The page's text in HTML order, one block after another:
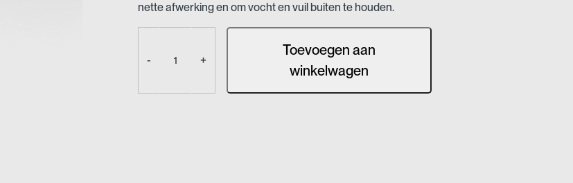
nette afwerking en om vocht en vuil buiten te houden.
- +
Toevoegen aan
winkelwagen